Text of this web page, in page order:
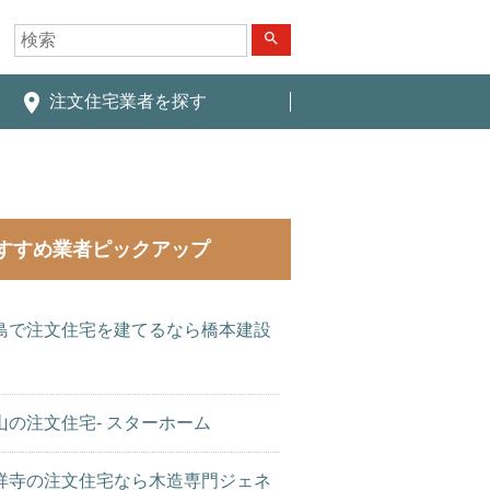
search
place 注文住宅業者を探す
すめ業者ピックアップ
で注文住宅を建てるなら橋本建設
の注文住宅- スターホーム
寺の注文住宅なら木造専門ジェネ